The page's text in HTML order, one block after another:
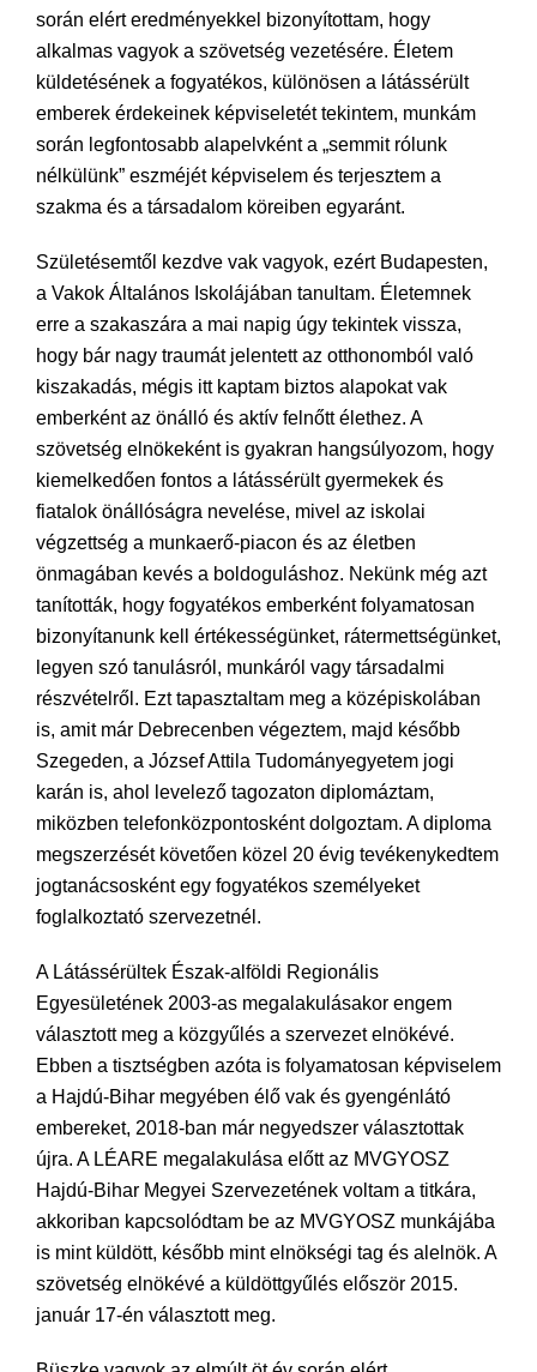
során elért eredményekkel bizonyítottam, hogy
alkalmas vagyok a szövetség vezetésére. Életem
küldetésének a fogyatékos, különösen a látássérült
emberek érdekeinek képviseletét tekintem, munkám
során legfontosabb alapelvként a „semmit rólunk
nélkülünk” eszméjét képviselem és terjesztem a
szakma és a társadalom köreiben egyaránt.
Születésemtől kezdve vak vagyok, ezért Budapesten,
a Vakok Általános Iskolájában tanultam. Életemnek
erre a szakaszára a mai napig úgy tekintek vissza,
hogy bár nagy traumát jelentett az otthonomból való
kiszakadás, mégis itt kaptam biztos alapokat vak
emberként az önálló és aktív felnőtt élethez. A
szövetség elnökeként is gyakran hangsúlyozom, hogy
kiemelkedően fontos a látássérült gyermekek és
fiatalok önállóságra nevelése, mivel az iskolai
végzettség a munkaerő-piacon és az életben
önmagában kevés a boldoguláshoz. Nekünk még azt
tanították, hogy fogyatékos emberként folyamatosan
bizonyítanunk kell értékességünket, rátermettségünket,
legyen szó tanulásról, munkáról vagy társadalmi
részvételről. Ezt tapasztaltam meg a középiskolában
is, amit már Debrecenben végeztem, majd később
Szegeden, a József Attila Tudományegyetem jogi
karán is, ahol levelező tagozaton diplomáztam,
miközben telefonközpontosként dolgoztam. A diploma
megszerzését követően közel 20 évig tevékenykedtem
jogtanácsosként egy fogyatékos személyeket
foglalkoztató szervezetnél.
A Látássérültek Észak-alföldi Regionális
Egyesületének 2003-as megalakulásakor engem
választott meg a közgyűlés a szervezet elnökévé.
Ebben a tisztségben azóta is folyamatosan képviselem
a Hajdú-Bihar megyében élő vak és gyengénlátó
embereket, 2018-ban már negyedszer választottak
újra. A LÉARE megalakulása előtt az MVGYOSZ
Hajdú-Bihar Megyei Szervezetének voltam a titkára,
akkoriban kapcsolódtam be az MVGYOSZ munkájába
is mint küldött, később mint elnökségi tag és alelnök. A
szövetség elnökévé a küldöttgyűlés először 2015.
január 17-én választott meg.